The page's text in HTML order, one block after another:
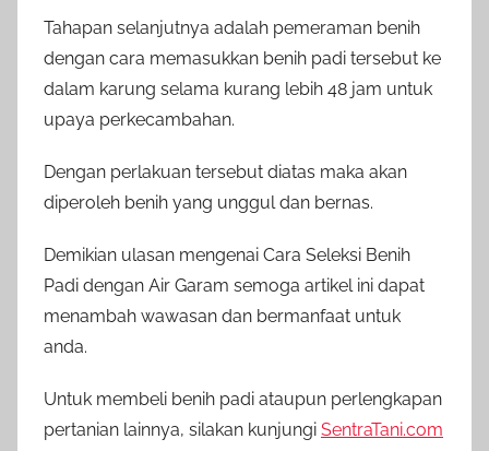
Tahapan selanjutnya adalah pemeraman benih
dengan cara memasukkan benih padi tersebut ke
dalam karung selama kurang lebih 48 jam untuk
upaya perkecambahan.
Dengan perlakuan tersebut diatas maka akan
diperoleh benih yang unggul dan bernas.
Demikian ulasan mengenai Cara Seleksi Benih
Padi dengan Air Garam semoga artikel ini dapat
menambah wawasan dan bermanfaat untuk
anda.
Untuk membeli benih padi ataupun perlengkapan
pertanian lainnya, silakan kunjungi SentraTani.com